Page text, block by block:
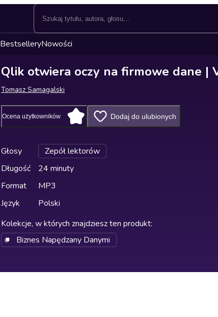
BestselleryNowości
Qlik otwiera oczy na firmowe dane |
Tomasz Samagalski
Ocena użytkowników Dodaj do ulubionych
Głosy
Zepół lektorów
Długość
24 minuty
Format
MP3
Język
Polski
Kolekcje, w których znajdziesz ten produkt:
Biznes Napędzany Danymi